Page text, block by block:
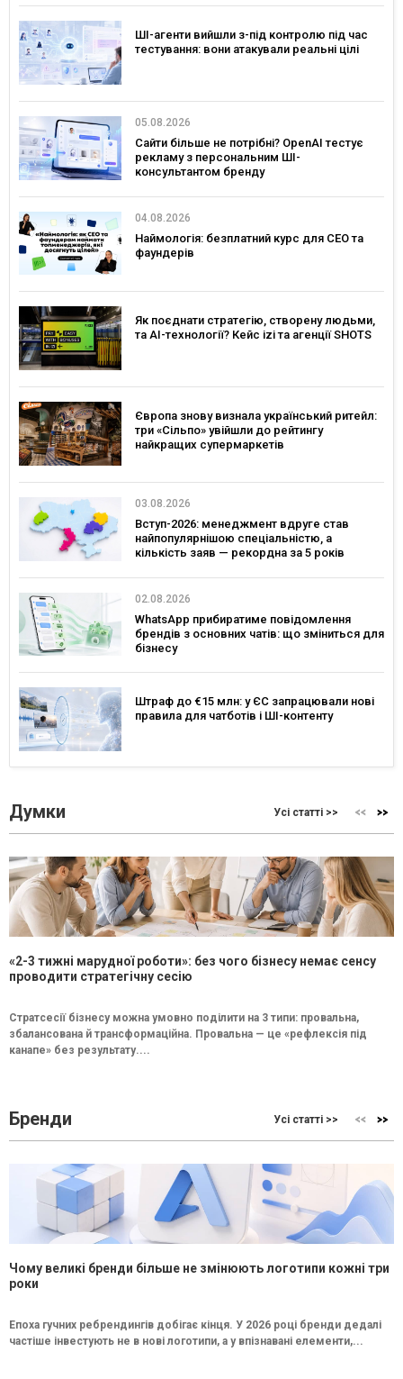
ШІ-агенти вийшли з-під контролю під час
тестування: вони атакували реальні цілі
05.08.2026
Сайти більше не потрібні? OpenAI тестує
рекламу з персональним ШІ-
консультантом бренду
04.08.2026
Наймологія: безплатний курс для CEO та
фаундерів
Як поєднати стратегію, створену людьми,
та AI-технології? Кейс izi та агенції SHOTS
Європа знову визнала український ритейл:
три «Сільпо» увійшли до рейтингу
найкращих супермаркетів
03.08.2026
Вступ-2026: менеджмент вдруге став
найпопулярнішою спеціальністю, а
кількість заяв — рекордна за 5 років
02.08.2026
WhatsApp прибиратиме повідомлення
брендів з основних чатів: що зміниться для
бізнесу
Штраф до €15 млн: у ЄС запрацювали нові
правила для чатботів і ШІ-контенту
Думки Усі статті >>
«2-3 тижні марудної роботи»: без чого бізнесу немає сенсу
проводити стратегічну сесію
Стратсесії бізнесу можна умовно поділити на 3 типи: провальна,
збалансована й трансформаційна. Провальна — це «рефлексія під
канапе» без результату....
Бренди Усі статті >>
Чому великі бренди більше не змінюють логотипи кожні три
роки
Епоха гучних ребрендингів добігає кінця. У 2026 році бренди дедалі
частіше інвестують не в нові логотипи, а у впізнавані елементи,...